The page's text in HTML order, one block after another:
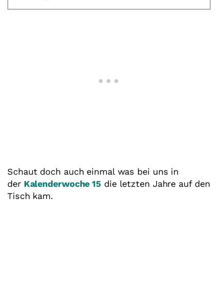
Schaut doch auch einmal was bei uns in
der Kalenderwoche 15 die letzten Jahre auf den
Tisch kam.